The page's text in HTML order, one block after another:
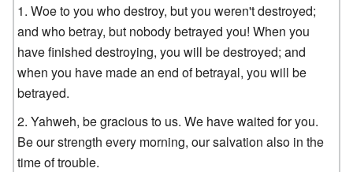
Woe to you who destroy, but you weren't destroyed;
and who betray, but nobody betrayed you! When you
have finished destroying, you will be destroyed; and
when you have made an end of betrayal, you will be
betrayed.
Yahweh, be gracious to us. We have waited for you.
Be our strength every morning, our salvation also in the
time of trouble.